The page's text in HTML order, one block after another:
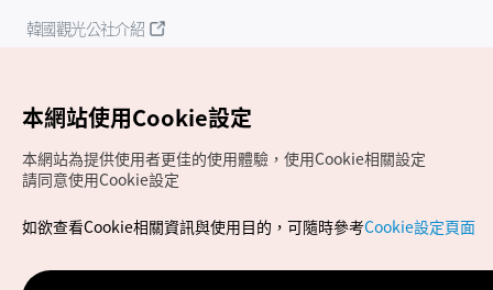
韓國觀光公社介紹
Copyrights (c) 韓國觀光公社版權所有
如有相關疑問或建議，歡迎來信至官方信箱
本網站使用Cookie設定
本網站為提供使用者更佳的使用體驗，使用Cookie相關設定
請同意使用Cookie設定
如欲查看Cookie相關資訊與使用目的，可隨時參考Cookie設定頁面